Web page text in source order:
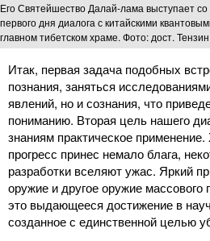
Его Святейшество Далай-лама выступает
первого дня диалога с китайскими
главном тибетском храме. Фото: дост.
Итак, первая задача подобных
познания, заняться
явлений, но и сознания, что
пониманию. Вторая цель нашего
знаниям практическое
прогресс принес немало блага,
разработки вселяют ужас. Яркий
оружие и другое оружие
это выдающееся достижение в
созданное с единственной целью